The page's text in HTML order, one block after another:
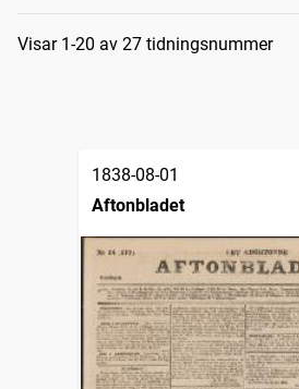
Sökresultat
Visar 1-20 av 27 tidningsnummer
1838-08-01
Aftonbladet